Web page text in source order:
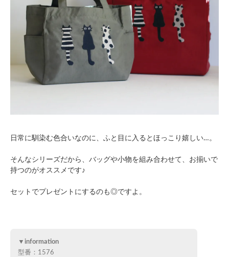
日常に馴染む色合いなのに、ふと目に入るとほっこり嬉しい…。
そんなシリーズだから、バッグや小物を組み合わせて、お揃いで
持つのがオススメです♪
セットでプレゼントにするのも◎ですよ。
▼information
型番：1576